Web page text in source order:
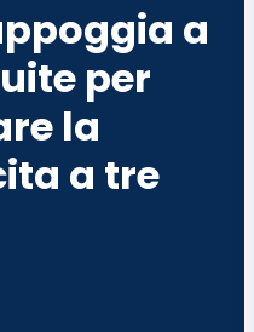
a
per
la
a tre